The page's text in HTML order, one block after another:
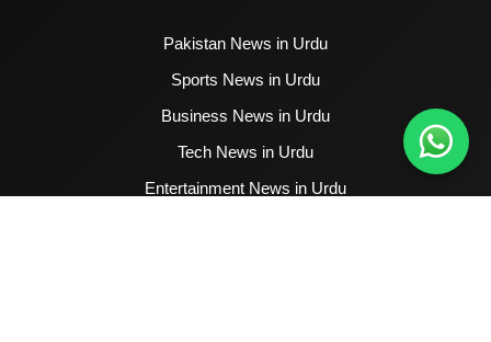
Pakistan News in Urdu
Sports News in Urdu
Business News in Urdu
Tech News in Urdu
Entertainment News in Urdu